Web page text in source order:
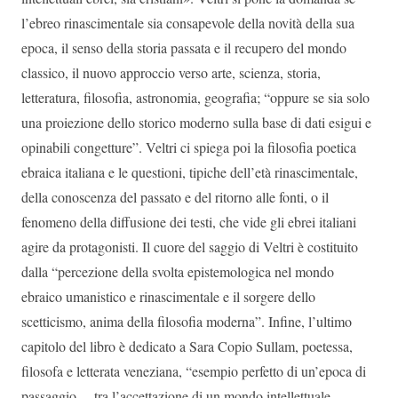
l’ebreo rinascimentale sia consapevole della novità della sua
epoca, il senso della storia passata e il recupero del mondo
classico, il nuovo approccio verso arte, scienza, storia,
letteratura, filosofia, astronomia, geografia; “oppure se sia solo
una proiezione dello storico moderno sulla base di dati esigui e
opinabili congetture”. Veltri ci spiega poi la filosofia poetica
ebraica italiana e le questioni, tipiche dell’età rinascimentale,
della conoscenza del passato e del ritorno alle fonti, o il
fenomeno della diffusione dei testi, che vide gli ebrei italiani
agire da protagonisti. Il cuore del saggio di Veltri è costituito
dalla “percezione della svolta epistemologica nel mondo
ebraico umanistico e rinascimentale e il sorgere dello
scetticismo, anima della filosofia moderna”. Infine, l’ultimo
capitolo del libro è dedicato a Sara Copio Sullam, poetessa,
filosofa e letterata veneziana, “esempio perfetto di un’epoca di